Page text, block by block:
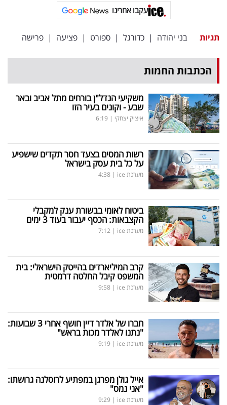
עקבו אחרינו
תגיות בני יהודה | כדורגל | ספורט | פציעה | פרישה
הכתבות החמות
משקיעי הנדל"ן בורחים מתל אביב ובאר
שבע - וקונים בעיר הזו
איציק יצחקי |
6:19
רשות המסים בצעד חסר תקדים שישפיע
על כל בית עסק בישראל
מערכת ice |
4:38
ביטוח לאומי בבשורת ענק למקבלי
הקצבאות: הכסף יעבור בעוד 3 ימים
מערכת ice |
7:12
קרב המיליארדים בהייטק הישראלי: בית
המשפט קיבל החלטה דרמטית
מערכת ice |
9:58
חברו של אלדר דיין חושף אחרי 3 שבועות:
"נתנו לאלדר מכות בראש"
מערכת ice |
9:19
אייל גולן מפרגן במפתיע לרוסלנה גרושתו:
"אני נמס"
מערכת ice |
9:29